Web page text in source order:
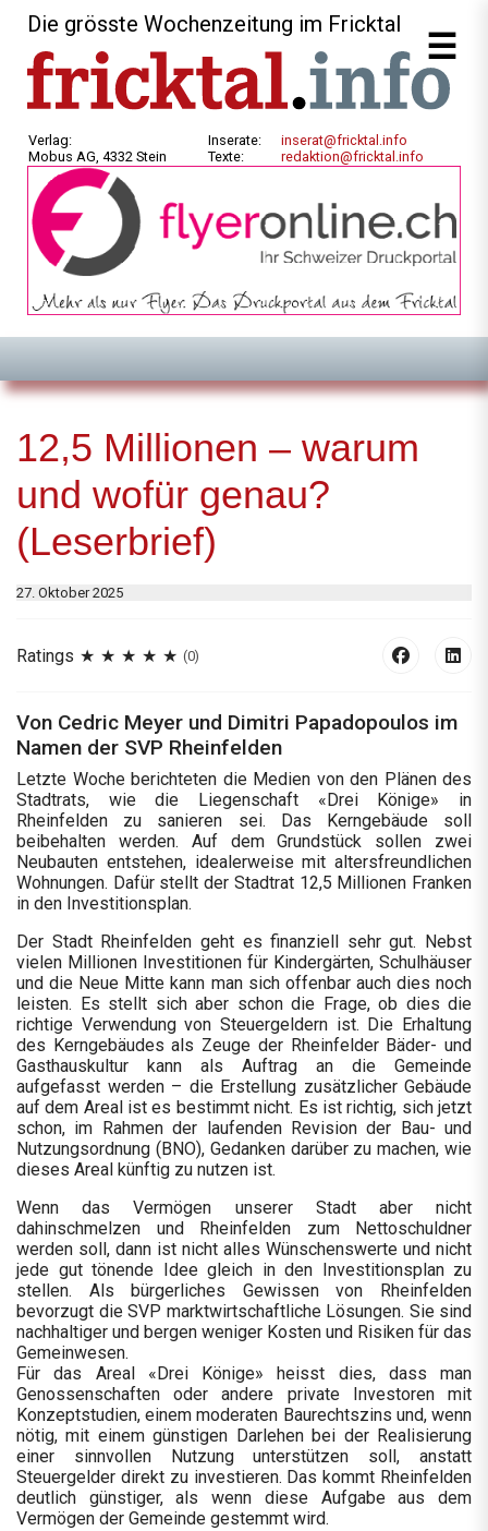
Die grösste Wochenzeitung im Fricktal
Verlag:
Mobus AG, 4332 Stein
Inserate:
Texte:
inserat@fricktal.info
redaktion@fricktal.info
12,5 Millionen – warum
und wofür genau?
(Leserbrief)
27. Oktober 2025
Ratings (0)
Von Cedric Meyer und Dimitri Papadopoulos im
Namen der SVP Rheinfelden
Letzte Woche berichteten die Medien von den Plänen des
Stadtrats, wie die Liegenschaft «Drei Könige» in
Rheinfelden zu sanieren sei. Das Kerngebäude soll
beibehalten werden. Auf dem Grundstück sollen zwei
Neubauten entstehen, idealerweise mit altersfreundlichen
Wohnungen. Dafür stellt der Stadtrat 12,5 Millionen Franken
in den Investitionsplan.
Der Stadt Rheinfelden geht es finanziell sehr gut. Nebst
vielen Millionen Investitionen für Kindergärten, Schulhäuser
und die Neue Mitte kann man sich offenbar auch dies noch
leisten. Es stellt sich aber schon die Frage, ob dies die
richtige Verwendung von Steuergeldern ist. Die Erhaltung
des Kerngebäudes als Zeuge der Rheinfelder Bäder- und
Gasthauskultur kann als Auftrag an die Gemeinde
aufgefasst werden – die Erstellung zusätzlicher Gebäude
auf dem Areal ist es bestimmt nicht. Es ist richtig, sich jetzt
schon, im Rahmen der laufenden Revision der Bau- und
Nutzungsordnung (BNO), Gedanken darüber zu machen, wie
dieses Areal künftig zu nutzen ist.
Wenn das Vermögen unserer Stadt aber nicht
dahinschmelzen und Rheinfelden zum Nettoschuldner
werden soll, dann ist nicht alles Wünschenswerte und nicht
jede gut tönende Idee gleich in den Investitionsplan zu
stellen. Als bürgerliches Gewissen von Rheinfelden
bevorzugt die SVP marktwirtschaftliche Lösungen. Sie sind
nachhaltiger und bergen weniger Kosten und Risiken für das
Gemeinwesen.
Für das Areal «Drei Könige» heisst dies, dass man
Genossenschaften oder andere private Investoren mit
Konzeptstudien, einem moderaten Baurechtszins und, wenn
nötig, mit einem günstigen Darlehen bei der Realisierung
einer sinnvollen Nutzung unterstützen soll, anstatt
Steuergelder direkt zu investieren. Das kommt Rheinfelden
deutlich günstiger, als wenn diese Aufgabe aus dem
Vermögen der Gemeinde gestemmt wird.